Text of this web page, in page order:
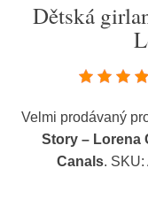
Dětská
Velmi prodávaný
Story – Lorena
Canals. SKU: